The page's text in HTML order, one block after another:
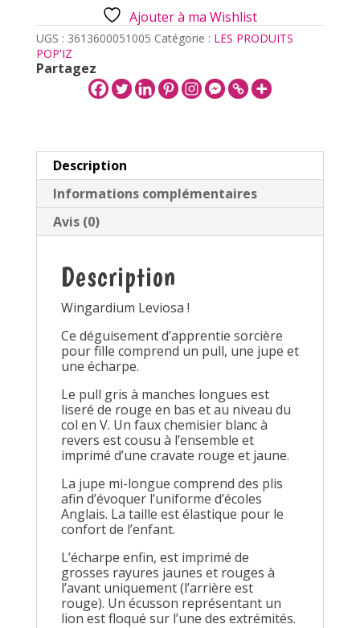
6
ANS)
Ajouter à ma Wishlist
UGS : 3613600051005 Catégorie : LES PRODUITS
POP'IZ
Partagez
Description
Informations complémentaires
Avis (0)
Description
Wingardium Leviosa !
Ce déguisement d’apprentie sorcière
pour fille comprend un pull, une jupe et
une écharpe.
Le pull gris à manches longues est
liseré de rouge en bas et au niveau du
col en V. Un faux chemisier blanc à
revers est cousu à l’ensemble et
imprimé d’une cravate rouge et jaune.
La jupe mi-longue comprend des plis
afin d’évoquer l’uniforme d’écoles
Anglais. La taille est élastique pour le
confort de l’enfant.
L’écharpe enfin, est imprimé de
grosses rayures jaunes et rouges à
l’avant uniquement (l’arrière est
rouge). Un écusson représentant un
lion est floqué sur l’une des extrémités.